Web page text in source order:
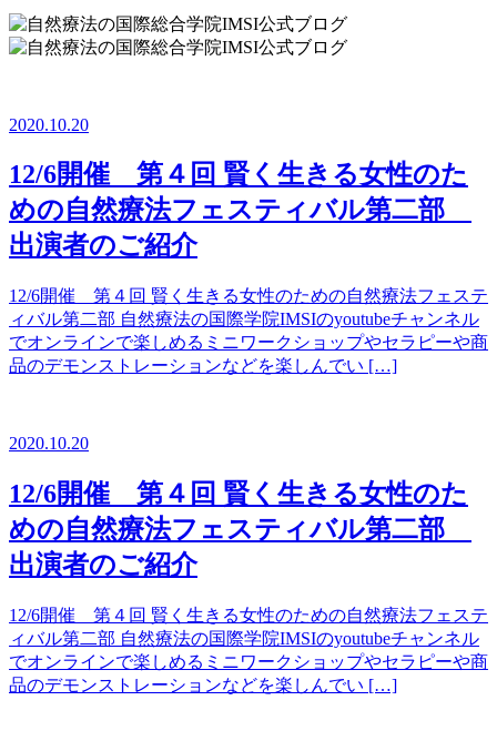
2020.10.20
12/6開催 第４回 賢く生きる女性のた
めの自然療法フェスティバル第二部
出演者のご紹介
12/6開催 第４回 賢く生きる女性のための自然療法フェステ
ィバル第二部 自然療法の国際学院IMSIのyoutubeチャンネル
でオンラインで楽しめるミニワークショップやセラピーや商
品のデモンストレーションなどを楽しんでい […]
2020.10.20
12/6開催 第４回 賢く生きる女性のた
めの自然療法フェスティバル第二部
出演者のご紹介
12/6開催 第４回 賢く生きる女性のための自然療法フェステ
ィバル第二部 自然療法の国際学院IMSIのyoutubeチャンネル
でオンラインで楽しめるミニワークショップやセラピーや商
品のデモンストレーションなどを楽しんでい […]